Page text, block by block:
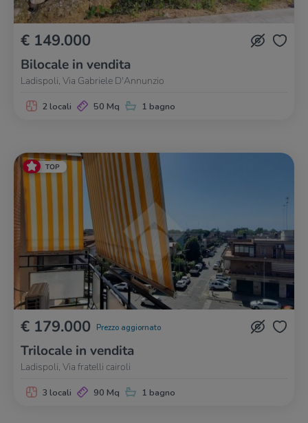
€ 149.000
Bilocale in vendita
Ladispoli, Via Gabriele D'Annunzio
2 locali 50 Mq 1 bagno
TOP
€ 179.000 Prezzo aggiornato
Trilocale in vendita
Ladispoli, Via fratelli cairoli
3 locali 90 Mq 1 bagno